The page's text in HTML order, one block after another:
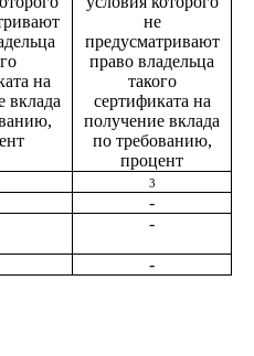
на
вклада
не
предусматривают
право владельца
такого
сертификата на
получение вклада
по требованию,
процент
3
-
-
-